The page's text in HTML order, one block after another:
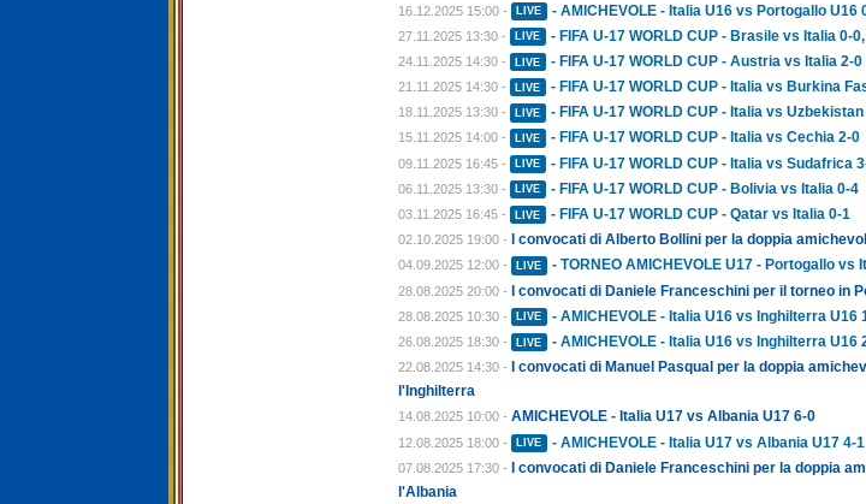
16.12.2025 15:00 - LIVE - AMICHEVOLE - Italia U16 vs Portogallo U16
27.11.2025 13:30 - LIVE - FIFA U-17 WORLD CUP - Brasile vs Italia 0-
24.11.2025 14:30 - LIVE - FIFA U-17 WORLD CUP - Austria vs Italia 2-0
21.11.2025 14:30 - LIVE - FIFA U-17 WORLD CUP - Italia vs Burkina
18.11.2025 13:30 - LIVE - FIFA U-17 WORLD CUP - Italia vs
15.11.2025 14:00 - LIVE - FIFA U-17 WORLD CUP - Italia vs Cechia 2-0
09.11.2025 16:45 - LIVE - FIFA U-17 WORLD CUP - Italia vs Sudafrica
06.11.2025 13:30 - LIVE - FIFA U-17 WORLD CUP - Bolivia vs Italia 0-4
03.11.2025 16:45 - LIVE - FIFA U-17 WORLD CUP - Qatar vs Italia 0-1
02.10.2025 19:00 - I convocati di Alberto Bollini per la doppia
04.09.2025 12:00 - LIVE - TORNEO AMICHEVOLE U17 - Portogallo vs
28.08.2025 20:00 - I convocati di Daniele Franceschini per il torneo in
28.08.2025 10:30 - LIVE - AMICHEVOLE - Italia U16 vs Inghilterra U16
26.08.2025 18:30 - LIVE - AMICHEVOLE - Italia U16 vs Inghilterra U16
22.08.2025 14:30 -
I convocati di Manuel Pasqual per la doppia
l'Inghilterra
14.08.2025 10:00 - AMICHEVOLE - Italia U17 vs Albania U17 6-0
12.08.2025 18:00 - LIVE - AMICHEVOLE - Italia U17 vs Albania U17 4-1
07.08.2025 17:30 - I convocati di Daniele Franceschini per la doppia
l'Albania